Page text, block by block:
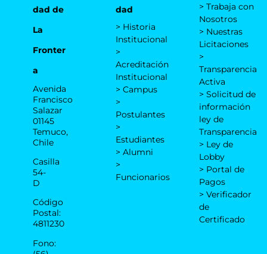
dad de
La
Fronter
a
Avenida
Francisco
Salazar
01145
Temuco,
Chile
Casilla
54-
D
Código
Postal:
4811230
Fono:
dad
> Historia
Institucional
>
Acreditación
Institucional
> Campus
>
Postulantes
>
Estudiantes
> Alumni
>
Funcionarios
> Trabaja con
Nosotros
> Nuestras
Licitaciones
>
Transparencia
Activa
> Solicitud de
información
ley de
Transparencia
> Ley de
Lobby
> Portal de
Pagos
> Verificador
de
Certificado